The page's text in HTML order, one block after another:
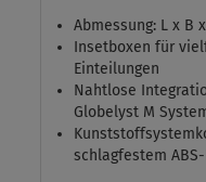
Abmessung: L x B
Insetboxen für
Einteilungen
Nahtlose
Globelyst M
schlagfestem